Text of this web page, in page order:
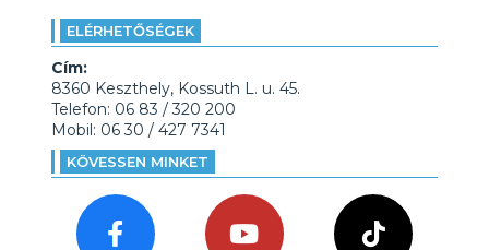
ELÉRHETŐSÉGEK
Cím:
8360 Keszthely, Kossuth L. u. 45.
Telefon: 06 83 / 320 200
Mobil: 06 30 / 427 7341
KÖVESSEN MINKET